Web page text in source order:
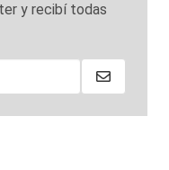
y recibí todas